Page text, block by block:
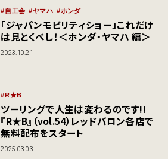
自工会 ヤマハ ホンダ
「ジャパンモビリティショー」これだけ
は見とくべし！＜ホンダ・ヤマハ 編＞
2023.10.21
R★B
ツーリングで人生は変わるのです!!
『R★B』（vol.54）レッドバロン各店で
無料配布をスタート
2025.03.03